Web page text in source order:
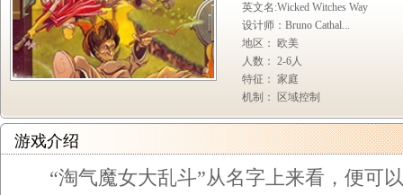
英文名:Wicked Witches Way
设计师：Bruno Cathal...
地区： 欧美
人数： 2-6人
特征： 家庭
机制： 区域控制
游戏介绍
“淘气魔女大乱斗”从名字上来看，便可